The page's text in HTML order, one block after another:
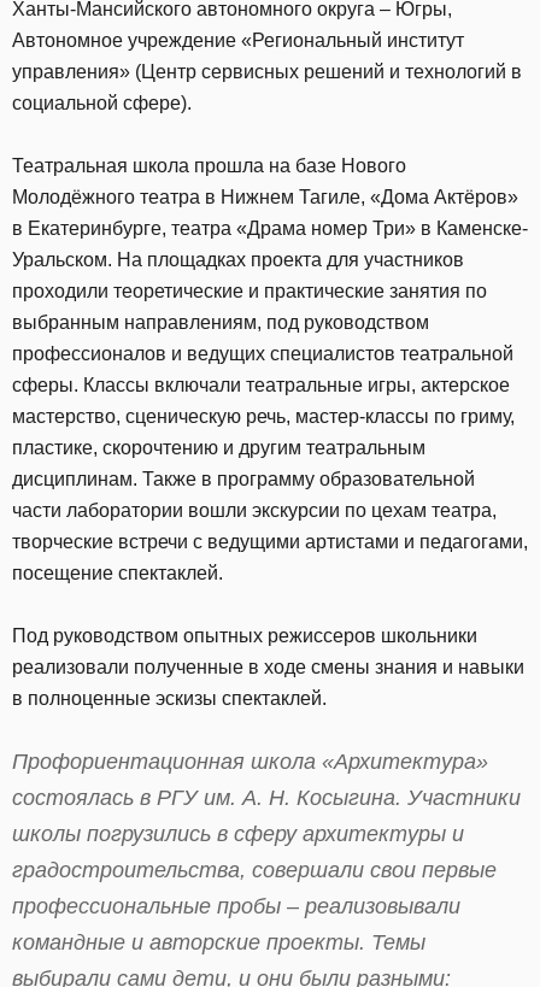
Ханты-Мансийского автономного округа – Югры,
Автономное учреждение «Региональный институт
управления» (Центр сервисных решений и технологий в
социальной сфере).
Театральная школа прошла на базе Нового
Молодёжного театра в Нижнем Тагиле, «Дома Актёров»
в Екатеринбурге, театра «Драма номер Три» в Каменске-
Уральском. На площадках проекта для участников
проходили теоретические и практические занятия по
выбранным направлениям, под руководством
профессионалов и ведущих специалистов театральной
сферы. Классы включали театральные игры, актерское
мастерство, сценическую речь, мастер-классы по гриму,
пластике, скорочтению и другим театральным
дисциплинам. Также в программу образовательной
части лаборатории вошли экскурсии по цехам театра,
творческие встречи с ведущими артистами и педагогами,
посещение спектаклей.
Под руководством опытных режиссеров школьники
реализовали полученные в ходе смены знания и навыки
в полноценные эскизы спектаклей.
Профориентационная школа «Архитектура»
состоялась в РГУ им. А. Н. Косыгина. Участники
школы погрузились в сферу архитектуры и
градостроительства, совершали свои первые
профессиональные пробы – реализовывали
командные и авторские проекты. Темы
выбирали сами дети, и они были разными: